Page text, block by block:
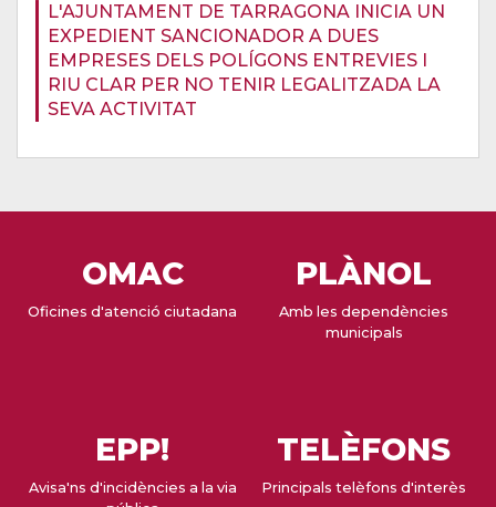
L'AJUNTAMENT DE TARRAGONA INICIA UN
EXPEDIENT SANCIONADOR A DUES
EMPRESES DELS POLÍGONS ENTREVIES I
RIU CLAR PER NO TENIR LEGALITZADA LA
SEVA ACTIVITAT
OMAC
Oficines d'atenció ciutadana
PLÀNOL
Amb les dependències
municipals
EPP!
Avisa'ns d'incidències a la via
TELÈFONS
Principals telèfons d'interès